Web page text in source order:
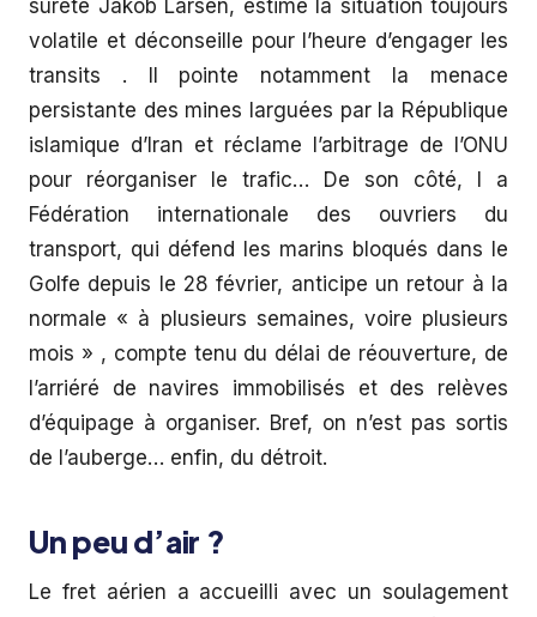
sûreté Jakob Larsen, estime la situation toujours
volatile et déconseille pour l’heure d’engager les
transits . Il pointe notamment la menace
persistante des mines larguées par la République
islamique d’Iran et réclame l’arbitrage de l’ONU
pour réorganiser le trafic… De son côté, l a
Fédération internationale des ouvriers du
transport, qui défend les marins bloqués dans le
Golfe depuis le 28 février, anticipe un retour à la
normale « à plusieurs semaines, voire plusieurs
mois » , compte tenu du délai de réouverture, de
l’arriéré de navires immobilisés et des relèves
d’équipage à organiser. Bref, on n’est pas sortis
de l’auberge… enfin, du détroit.
Un peu d’air ?
Le fret aérien a accueilli avec un soulagement